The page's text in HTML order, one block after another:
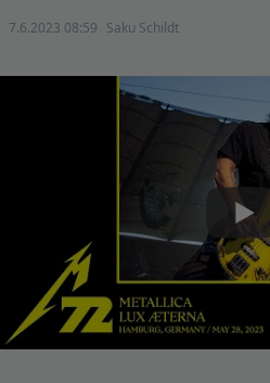
7.6.2023 08:59 Saku Schildt